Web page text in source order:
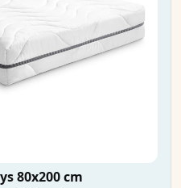
80x200 cm